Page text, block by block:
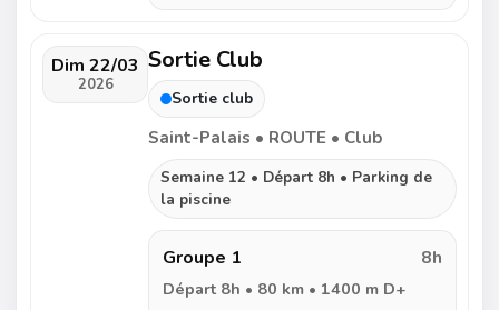
Dim 22/03
2026
Sortie Club
Sortie club
Saint-Palais • ROUTE • Club
Semaine 12 • Départ 8h • Parking de
la piscine
Groupe 1 8h
Départ 8h • 80 km • 1400 m D+